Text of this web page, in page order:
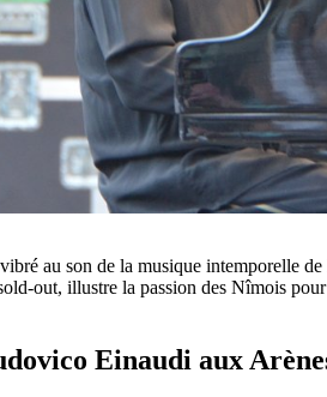
au son de la musique intemporelle
out, illustre la passion des Nîmois
Einaudi aux